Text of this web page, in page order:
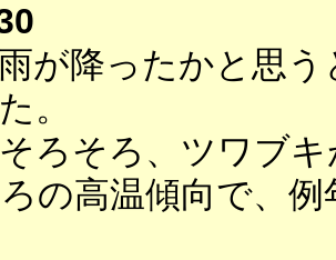
が降ったかと思
。
ろそろ、ツワブ
の高温傾向で、